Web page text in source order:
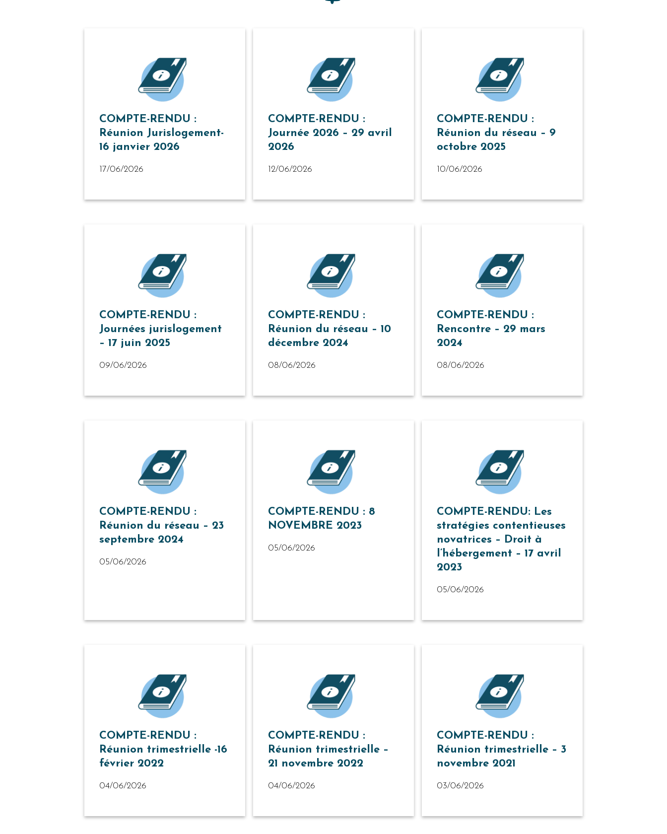
COMPTE-RENDU :
Réunion Jurislogement-
16 janvier 2026
17/06/2026
COMPTE-RENDU :
Journée 2026 – 29 avril
2026
12/06/2026
COMPTE-RENDU :
Réunion du réseau – 9
octobre 2025
10/06/2026
COMPTE-RENDU :
Journées jurislogement
– 17 juin 2025
09/06/2026
COMPTE-RENDU :
Réunion du réseau – 10
décembre 2024
08/06/2026
COMPTE-RENDU :
Rencontre – 29 mars
2024
08/06/2026
COMPTE-RENDU :
Réunion du réseau – 23
septembre 2024
05/06/2026
COMPTE-RENDU : 8
NOVEMBRE 2023
05/06/2026
COMPTE-RENDU: Les
stratégies contentieuses
novatrices – Droit à
l’hébergement – 17 avril
2023
05/06/2026
COMPTE-RENDU :
Réunion trimestrielle -16
février 2022
04/06/2026
COMPTE-RENDU :
Réunion trimestrielle –
21 novembre 2022
04/06/2026
COMPTE-RENDU :
Réunion trimestrielle – 3
novembre 2021
03/06/2026